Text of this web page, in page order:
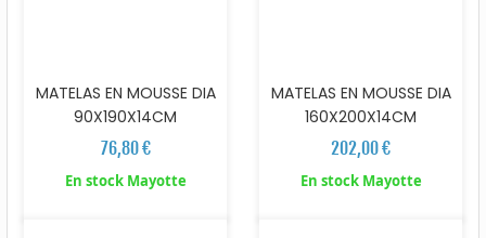
MATELAS EN MOUSSE DIA
90X190X14CM
76,80 €
En stock Mayotte
MATELAS EN MOUSSE DIA
160X200X14CM
202,00 €
En stock Mayotte